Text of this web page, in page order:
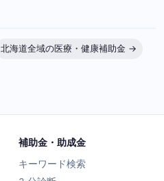
北海道全域の医療・健康補助金 →
補助金・助成金
キーワード検索